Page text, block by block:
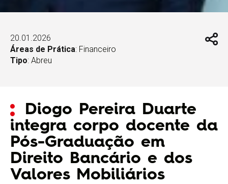
20.01.2026
Áreas de Prática: Financeiro
Tipo: Abreu
Diogo Pereira Duarte
integra corpo docente da
Pós-Graduação em
Direito Bancário e dos
Valores Mobiliários